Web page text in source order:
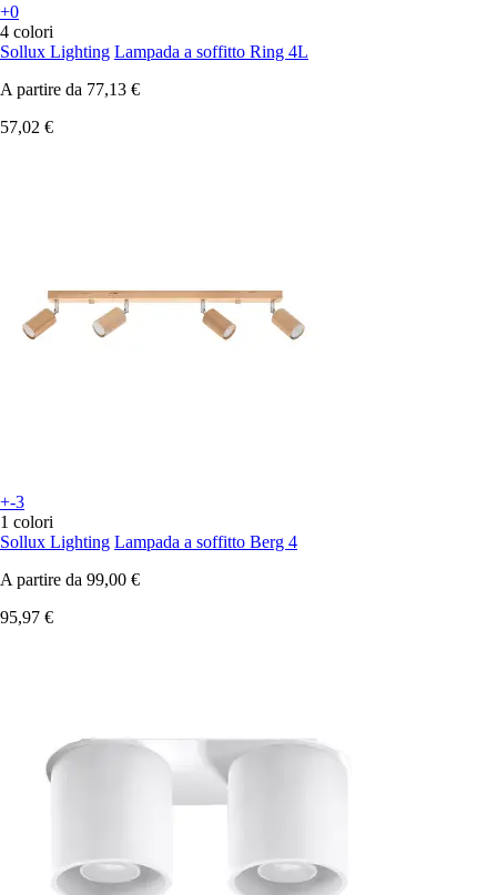
+0
4 colori
Sollux Lighting Lampada a soffitto Ring 4L
A partire da 77,13 €
57,02 €
+-3
1 colori
Sollux Lighting Lampada a soffitto Berg 4
A partire da 99,00 €
95,97 €